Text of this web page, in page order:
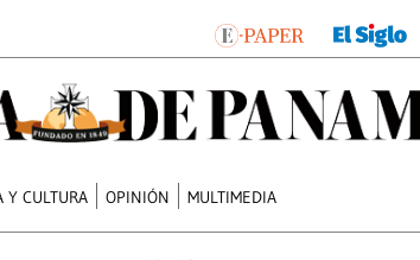
Y CULTURA OPINIÓN MULTIMEDIA